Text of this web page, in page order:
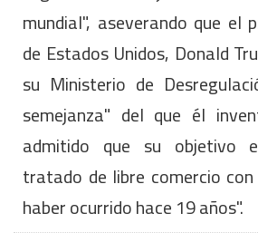
mundial", aseverando que el
de Estados Unidos, Donald
su Ministerio de
semejanza" del que él
admitido que su objetivo
tratado de libre comercio con
haber ocurrido hace 19 años".